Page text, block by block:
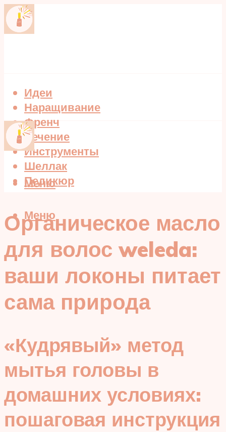
Идеи
Наращивание
Френч
Лечение
Инструменты
Шеллак
Педикюр
Меню
Меню
Органическое масло
для волос weleda:
ваши локоны питает
сама природа
«Кудрявый» метод
мытья головы в
домашних условиях:
пошаговая инструкция